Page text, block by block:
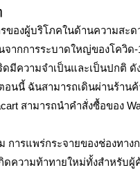
ของผู้บริโภคในด้านความสะ
จากการระบาดใหญ่ของโควิด
มีความจำเป็นและเป็นปกติ ดั
ตอนนี้ ฉันสามารถเดินผ่านร้าน
สามารถนำคำสั่งซื้อของ
การแพร่กระจายของช่องทาง
ดความท้าทายใหม่ทั้งสำหรับ